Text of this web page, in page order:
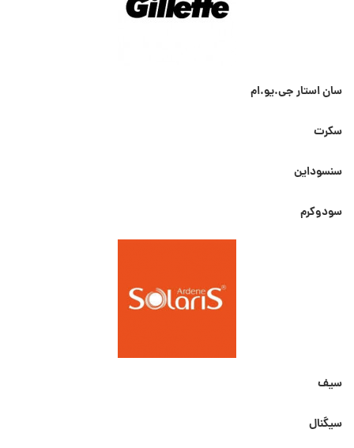
سان استار جی.یو.ام
سکرت
سنسوداین
سودوکرم
سیف
سیگنال